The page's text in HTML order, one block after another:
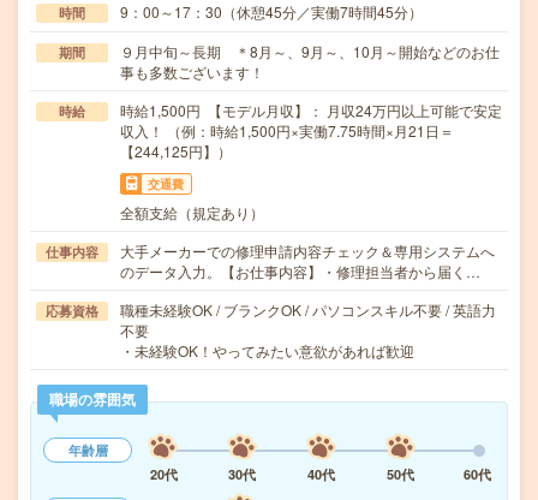
時間 9：00～17：30（休憩45分／実働7時間45分）
期間
９月中旬～長期 ＊8月～、9月～、10月～開始などのお仕
事も多数ございます！
時給
時給1,500円 【モデル月収】： 月収24万円以上可能で安定
収入！ （例：時給1,500円×実働7.75時間×月21日＝
【244,125円】）
交通費
全額支給（規定あり）
仕事内容
大手メーカーでの修理申請内容チェック＆専用システムへ
のデータ入力。【お仕事内容】・修理担当者から届く…
応募資格
職種未経験OK / ブランクOK / パソコンスキル不要 / 英語力
不要
・未経験OK！やってみたい意欲があれば歓迎
職場の雰囲気
年齢層
20代
30代 40代 50代
60代